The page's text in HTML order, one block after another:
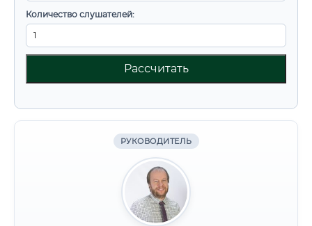
Количество слушателей:
Рассчитать
РУКОВОДИТЕЛЬ